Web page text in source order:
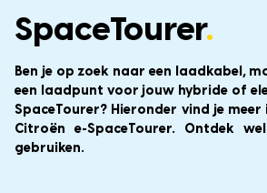
SpaceTourer.
Ben je op zoek naar een laadkabel,
een laadpunt voor jouw hybride of
SpaceTourer? Hieronder vind je
Citroën e-SpaceTourer. Ontdek
gebruiken.